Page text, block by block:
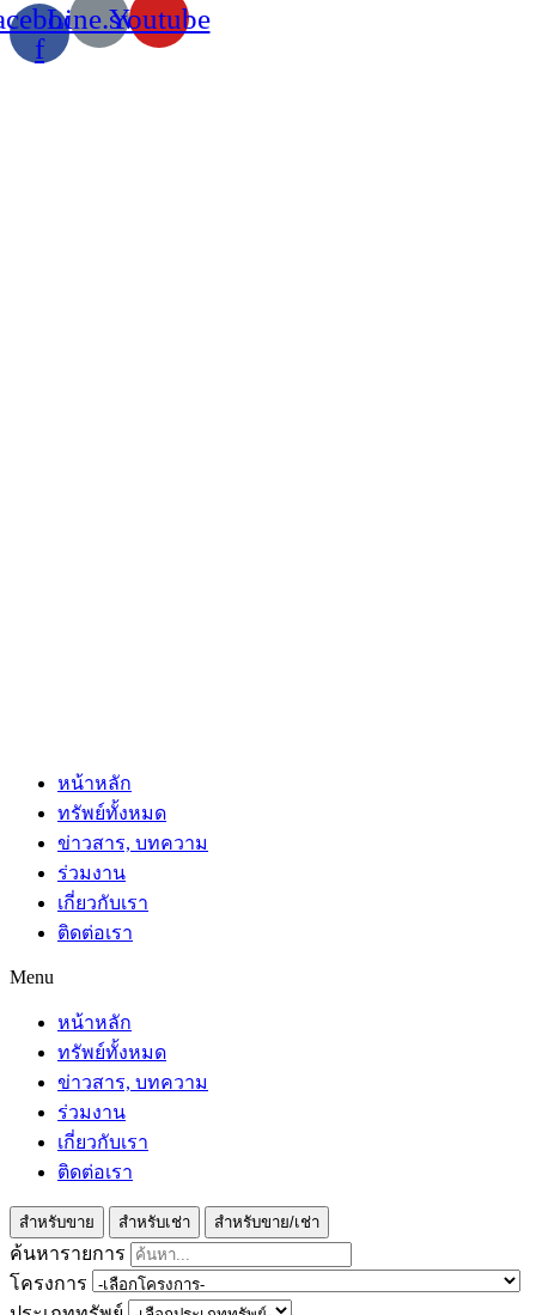
f
Line.svgYoutube
หน้าหลัก
ทรัพย์ทั้งหมด
ข่าวสาร, บทความ
ร่วมงาน
เกี่ยวกับเรา
ติดต่อเรา
Menu
หน้าหลัก
ทรัพย์ทั้งหมด
ข่าวสาร, บทความ
ร่วมงาน
เกี่ยวกับเรา
ติดต่อเรา
สำหรับขาย สำหรับเช่า สำหรับขาย/เช่า
ค้นหารายการ
โครงการ